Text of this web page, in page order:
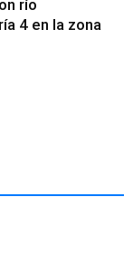
río
4 en la zona